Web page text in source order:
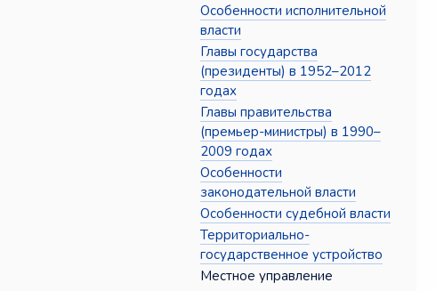
Особенности исполнительной
власти
Главы государства
(президенты) в 1952–2012
годах
Главы правительства
(премьер-министры) в 1990–
2009 годах
Особенности
законодательной власти
Особенности судебной власти
Территориально-
государственное устройство
Местное управление